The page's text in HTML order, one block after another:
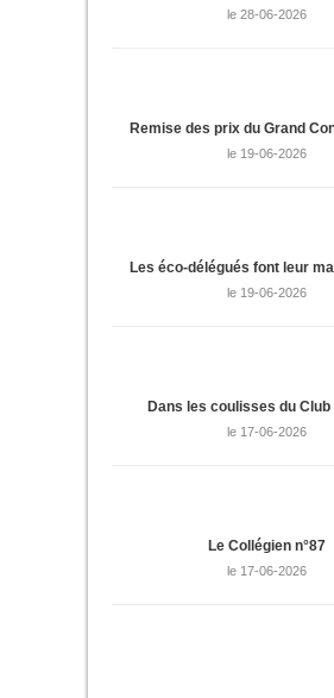
le 28-06-2026
Remise des prix du Grand
le 19-06-2026
Les éco-délégués font leur
le 19-06-2026
Dans les coulisses du Club
le 17-06-2026
Le Collégien n°87
le 17-06-2026